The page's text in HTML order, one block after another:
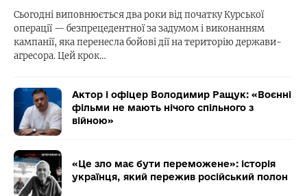
Сьогодні виповнюється два роки від початку Курської
операції — безпрецедентної за задумом і виконанням
кампанії, яка перенесла бойові дії на територію держави-
агресора. Цей крок…
Актор і офіцер Володимир Ращук: «Воєнні
фільми не мають нічого спільного з
війною»
«Це зло має бути переможене»: історія
українця, який пережив російський полон